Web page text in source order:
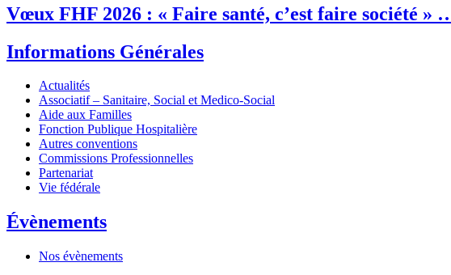
Vœux FHF 2026 : « Faire santé, c’est faire société »
Informations Générales
Actualités
Associatif – Sanitaire, Social et Medico-Social
Aide aux Familles
Fonction Publique Hospitalière
Autres conventions
Commissions Professionnelles
Partenariat
Vie fédérale
Évènements
Nos évènements